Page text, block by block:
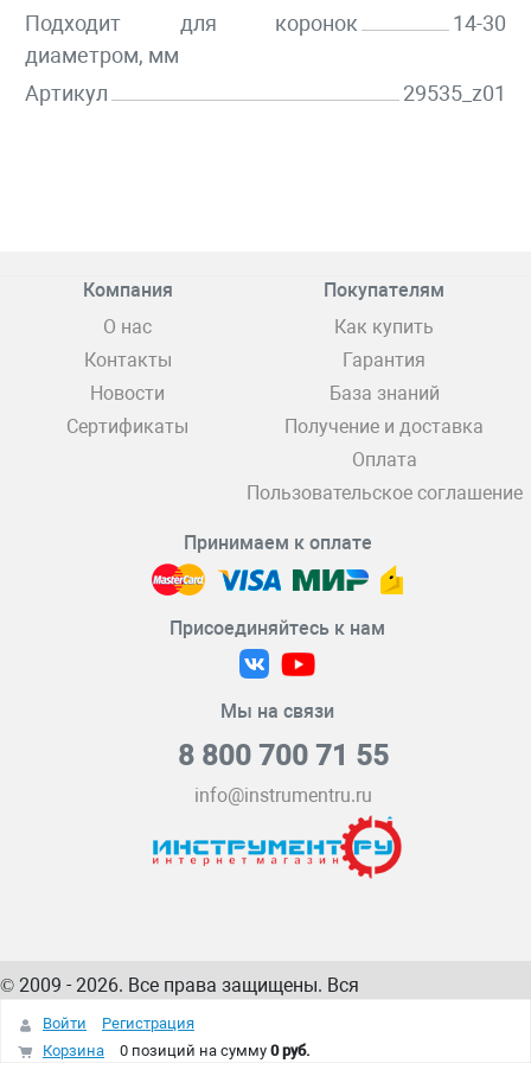
Подходит для коронок
диаметром, мм
14-30
Артикул 29535_z01
Компания
О нас
Контакты
Новости
Сертификаты
Покупателям
Как купить
Гарантия
База знаний
Получение и доставка
Оплата
Пользовательское соглашение
Принимаем к оплате
Присоединяйтесь к нам
Мы на связи
8 800 700 71 55
info@instrumentru.ru
© 2009 - 2026. Все права защищены. Вся
информация на сайте – собственность
интернет-магазина
Войти
Регистрация
Корзина
0 позиций на сумму 0 руб.